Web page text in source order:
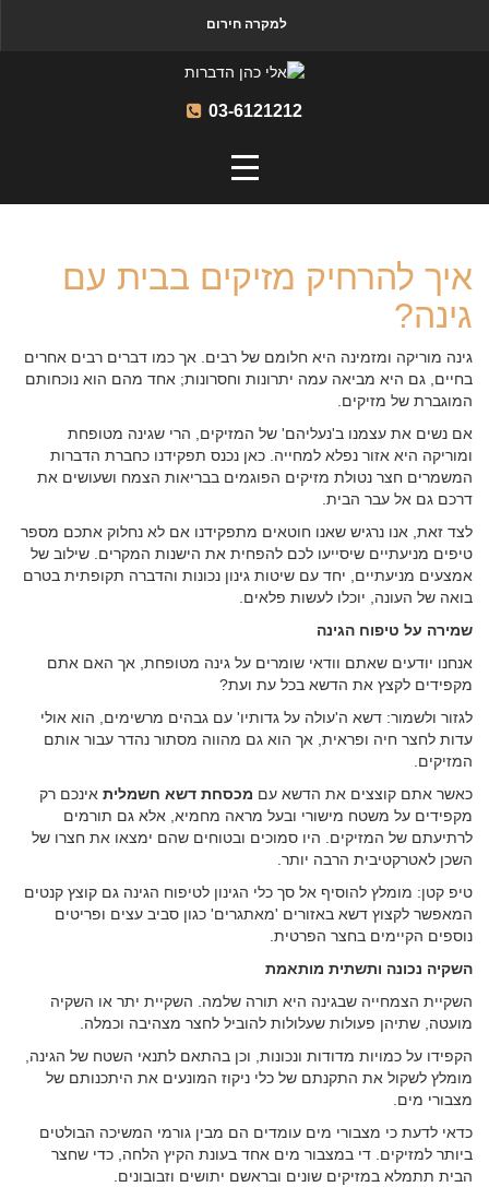
03-6121212
למקרה חירום
איך להרחיק מזיקים בבית עם
גינה?
גינה מוריקה ומזמינה היא חלומם של רבים. אך כמו דברים רבים אחרים
בחיים, גם היא מביאה עמה יתרונות וחסרונות; אחד מהם הוא נוכחותם
המוגברת של מזיקים.
אם נשים את עצמנו ב'נעליהם' של המזיקים, הרי שגינה מטופחת
ומוריקה היא אזור נפלא למחייה. כאן נכנס תפקידנו כחברת הדברות
המשמרים חצר נטולת מזיקים הפוגמים בבריאות הצמח ושעושים את
דרכם גם אל עבר הבית.
לצד זאת, אנו נרגיש שאנו חוטאים מתפקידנו אם לא נחלוק אתכם מספר
טיפים מניעתיים שיסייעו לכם להפחית את הישנות המקרים. שילוב של
אמצעים מניעתיים, יחד עם שיטות גינון נכונות והדברה תקופתית בטרם
בואה של העונה, יוכלו לעשות פלאים.
שמירה על טיפוח הגינה
אנחנו יודעים שאתם וודאי שומרים על גינה מטופחת, אך האם אתם
מקפידים לקצץ את הדשא בכל עת ועת?
לגזור ולשמור: דשא ה'עולה על גדותיו' עם גבהים מרשימים, הוא אולי
עדות לחצר חיה ופראית, אך הוא גם מהווה מסתור נהדר עבור אותם
המזיקים.
כאשר אתם קוצצים את הדשא עם מכסחת דשא חשמלית אינכם רק
מקפידים על משטח מישורי ובעל מראה מחמיא, אלא גם תורמים
לרתיעתם של המזיקים. היו סמוכים ובטוחים שהם ימצאו את חצרו של
השכן לאטרקטיבית הרבה יותר.
טיפ קטן: מומלץ להוסיף אל סך כלי הגינון לטיפוח הגינה גם קוצץ קנטים
המאפשר לקצוץ דשא באזורים 'מאתגרים' כגון סביב עצים ופריטים
נוספים הקיימים בחצר הפרטית.
השקיה נכונה ותשתית מותאמת
השקיית הצמחייה שבגינה היא תורה שלמה. השקיית יתר או השקיה
מועטה, שתיהן פעולות שעלולות להוביל לחצר מצהיבה וכמלה.
הקפידו על כמויות מדודות ונכונות, וכן בהתאם לתנאי השטח של הגינה,
מומלץ לשקול את התקנתם של כלי ניקוז המונעים את היתכנותם של
מצבורי מים.
כדאי לדעת כי מצבורי מים עומדים הם מבין גורמי המשיכה הבולטים
ביותר למזיקים. די במצבור מים אחד בעונת הקיץ הלחה, כדי שחצר
הבית תתמלא במזיקים שונים ובראשם יתושים וזבובונים.